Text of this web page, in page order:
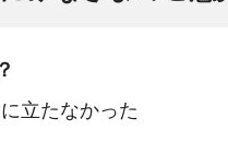
立たなかった